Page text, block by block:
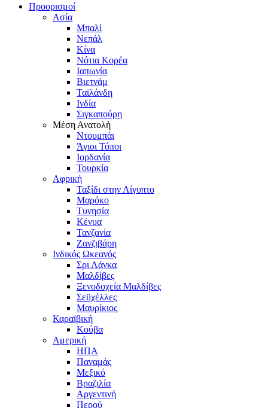
Προορισμοί
Ασία
Μπαλί
Νεπάλ
Κίνα
Νότια Κορέα
Ιαπωνία
Βιετνάμ
Ταϊλάνδη
Ινδία
Σιγκαπούρη
Μέση Ανατολή
Ντουμπάι
Άγιοι Τόποι
Ιορδανία
Τουρκία
Αφρική
Ταξίδι στην Αίγυπτο
Μαρόκο
Τυνησία
Κένυα
Τανζανία
Ζανζιβάρη
Ινδικός Ωκεανός
Σρι Λάνκα
Μαλδίβες
Ξενοδοχεία Μαλδίβες
Σεϋχέλλες
Μαυρίκιος
Καραϊβική
Κούβα
Αμερική
ΗΠΑ
Παναμάς
Μεξικό
Βραζιλία
Αργεντινή
Περού